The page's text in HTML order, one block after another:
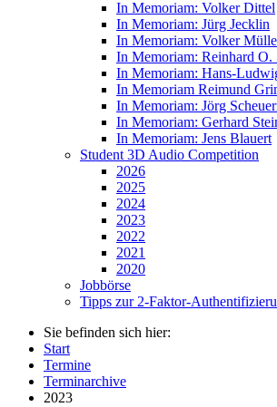
In Memoriam: Volker Dittel
In Memoriam: Jürg Jecklin
In Memoriam: Volker
In Memoriam: Reinhard O.
In Memoriam: Hans-
In Memoriam Reimund
In Memoriam: Jörg
In Memoriam: Gerhard
In Memoriam: Jens Blauert
Student 3D Audio Competition
2026
2025
2024
2023
2022
2021
2020
Jobbörse
Tipps zur 2-Faktor-
Sie befinden sich hier:
Start
Termine
Terminarchive
2023